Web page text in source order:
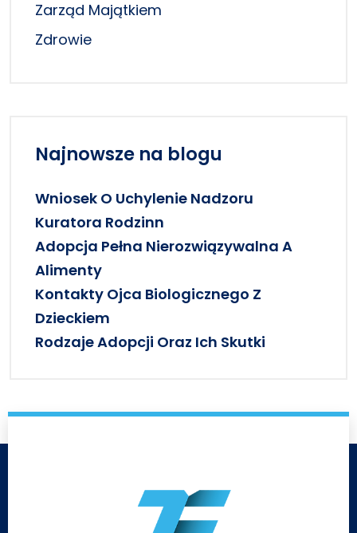
Zarząd Majątkiem
Zdrowie
Najnowsze na blogu
Wniosek O Uchylenie Nadzoru
Kuratora Rodzinn
Adopcja Pełna Nierozwiązywalna A
Alimenty
Kontakty Ojca Biologicznego Z
Dzieckiem
Rodzaje Adopcji Oraz Ich Skutki